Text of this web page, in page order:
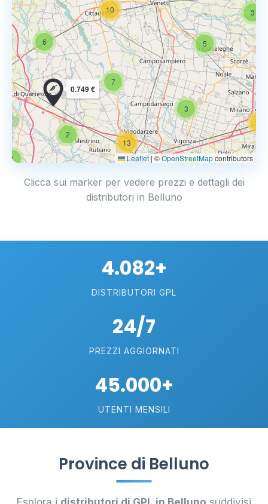
14
3
4
2
5
3
6
10
7
13
0.749 €
Leaflet | ©OpenStreetMapcontributors
Clicca sui marker per vedere prezzi e dettagli dei
distributori in Belluno
4.082+
DISTRIBUTORI GPL
24/7
PREZZI AGGIORNATI
45.000+
UTENTI MENSILI
Province di Belluno